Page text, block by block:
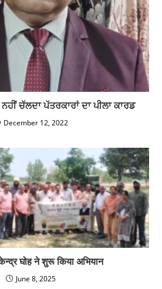
ਚੱਲਦਾ ਪੱਤਰਕਾਰਾਂ ਦਾ ਪੀਲਾ ਕਾਰਡ
December 12, 2022
घोह ने शुरू किया अभियान
June 8, 2025